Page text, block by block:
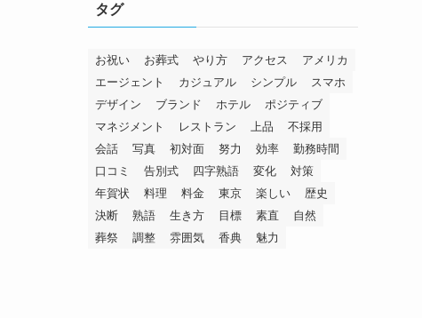
タグ
お祝い お葬式 やり方 アクセス
アメリカ
エージェント
カジュアル シンプル
スマホ
デザイン
ブランド ホテル
ポジティブ
マネジメント
レストラン 上品
不採用
会話
写真 初対面 努力 効率
勤務時間
口コミ
告別式 四字熟語 変化
対策
年賀状
料理 料金 東京 楽しい
歴史
決断
熟語 生き方 目標 素直
自然
葬祭
調整 雰囲気 香典 魅力